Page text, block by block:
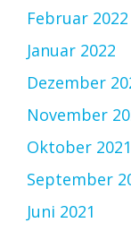
Februar 2022
Januar 2022
Dezember
November
Oktober 2021
September
Juni 2021